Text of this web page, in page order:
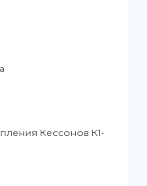
Кессонов К1-